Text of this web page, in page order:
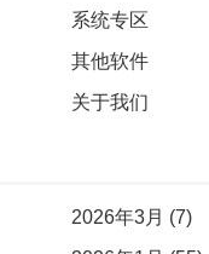
系统专区
其他软件
关于我们
2026年3月 (7)